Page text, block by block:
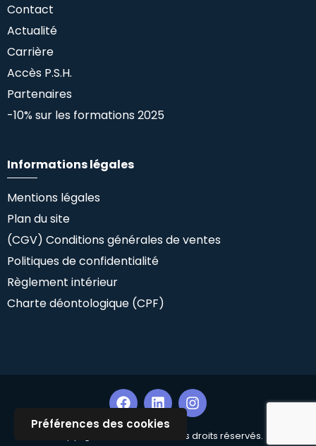
Préférences des cookies
Contact
Actualité
Carrière
Accès P.S.H.
Partenaires
-10% sur les formations 2025
Informations légales
Mentions légales
Plan du site
(CGV) Conditions générales de ventes
Politiques de confidentialité
Règlement intérieur
Charte déontologique (CPF)
Copyright ©Climlab SAS. Tous droits réservés.